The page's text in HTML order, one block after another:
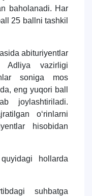
baholanadi. Har
25 ballni tashkil
abituriyentlar
Adliya vazirligi
soniga mos
eng yuqori ball
joylashtiriladi.
о‘rinlarni
hisobidan
hollarda
suhbatga